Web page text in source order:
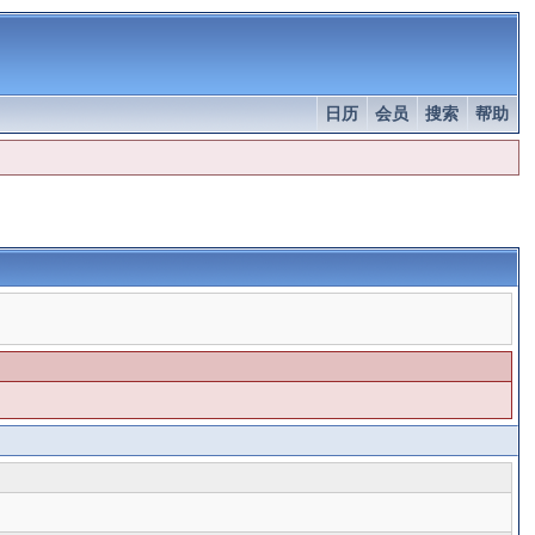
帮助
搜索
会员
日历